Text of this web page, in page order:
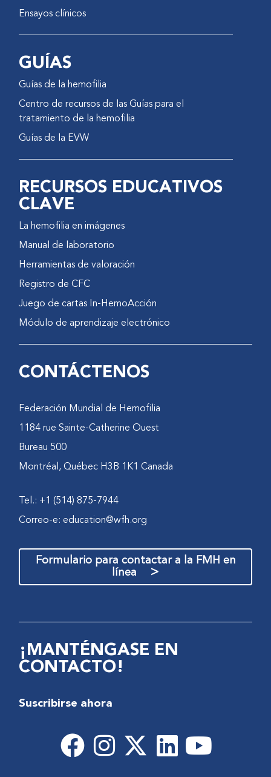
Ensayos clínicos
GUÍAS
Guías de la hemofilia
Centro de recursos de las Guías para el
tratamiento de la hemofilia
Guías de la EVW
RECURSOS EDUCATIVOS
CLAVE
La hemofilia en imágenes
Manual de laboratorio
Herramientas de valoración
Registro de CFC
Juego de cartas In-HemoAcción
Módulo de aprendizaje electrónico
CONTÁCTENOS
Federación Mundial de Hemofilia
1184 rue Sainte-Catherine Ouest
Bureau 500
Montréal, Québec H3B 1K1 Canada
Tel.: +1 (514) 875-7944
Correo-e:education@wfh.org
Formulario para contactar a la FMH en
línea
>
¡MANTÉNGASE EN
CONTACTO!
Suscribirse ahora